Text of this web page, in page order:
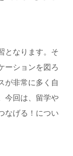
となります。そ
ーションを図ろ
が非常に多く自
今回は、留学や
なげる！につい